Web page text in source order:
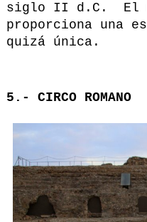
siglo II d.C. El
proporciona una
quizá única.
5.- CIRCO ROMANO